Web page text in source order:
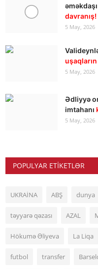
davranış!
5 May, 2026
5 May, 2026
Ədliyyə
imtahanı
5 May, 2026
POPULYAR ETIKETLƏR
UKRAİNA ABŞ dunya
təyyarə qəzası AZAL
Hökumə Əliyeva La Liqa
futbol transfer